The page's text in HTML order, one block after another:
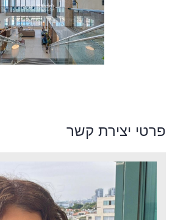
פרטי יצירת קשר